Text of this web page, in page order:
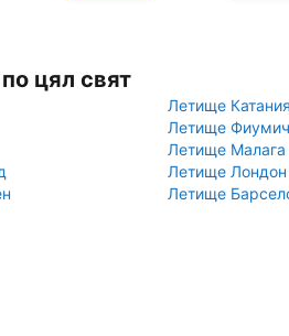
цял свят
Летище Катания
Летище
Летище Малага
Летище Лондон
Летище